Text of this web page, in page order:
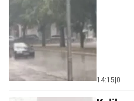
14:15|0